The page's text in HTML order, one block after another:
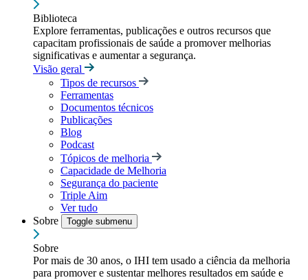
Biblioteca
Explore ferramentas, publicações e outros recursos que
capacitam profissionais de saúde a promover melhorias
significativas e aumentar a segurança.
Visão geral
Tipos de recursos
Ferramentas
Documentos técnicos
Publicações
Blog
Podcast
Tópicos de melhoria
Capacidade de Melhoria
Segurança do paciente
Triple Aim
Ver tudo
Sobre
Toggle submenu
Sobre
Por mais de 30 anos, o IHI tem usado a ciência da melhoria
para promover e sustentar melhores resultados em saúde e